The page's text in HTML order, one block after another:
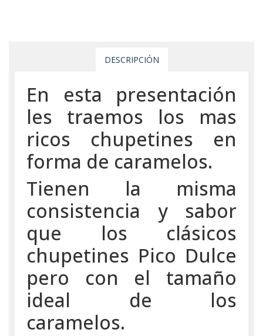
DESCRIPCIÓN
En esta presentación
les traemos los mas
ricos chupetines en
forma de caramelos.
Tienen la misma
consistencia y sabor
que los clásicos
chupetines Pico Dulce
pero con el tamaño
ideal de los
caramelos.